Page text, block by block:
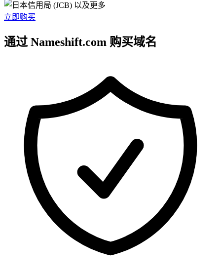
以及更多
立即购买
通过 Nameshift.com 购买域名